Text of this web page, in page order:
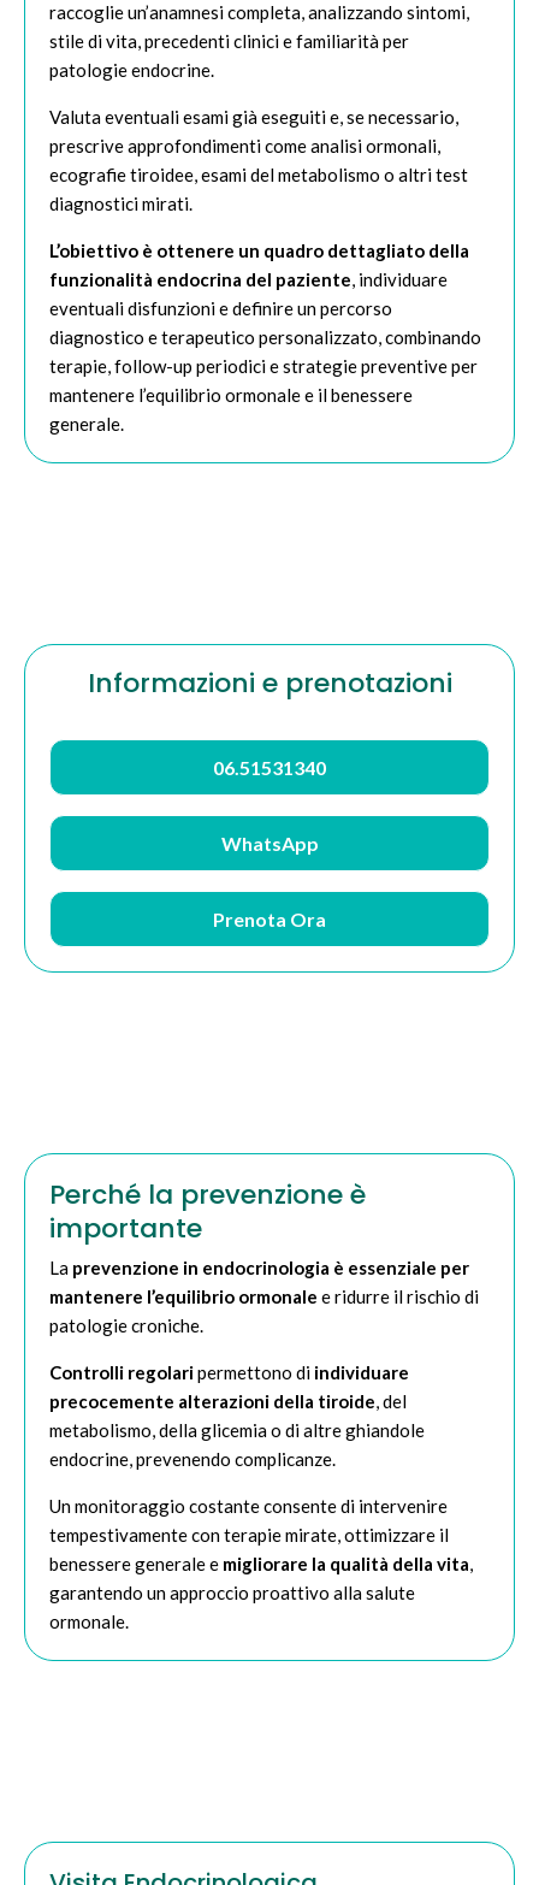
raccoglie un’anamnesi completa, analizzando sintomi,
stile di vita, precedenti clinici e familiarità per
patologie endocrine.
Valuta eventuali esami già eseguiti e, se necessario,
prescrive approfondimenti come analisi ormonali,
ecografie tiroidee, esami del metabolismo o altri test
diagnostici mirati.
L’obiettivo è ottenere un quadro dettagliato della
funzionalità endocrina del paziente, individuare
eventuali disfunzioni e definire un percorso
diagnostico e terapeutico personalizzato, combinando
terapie, follow-up periodici e strategie preventive per
mantenere l’equilibrio ormonale e il benessere
generale.
Informazioni e prenotazioni
06.51531340
WhatsApp
Prenota Ora
Perché la prevenzione è
importante
La prevenzione in endocrinologia è essenziale per
mantenere l’equilibrio ormonale e ridurre il rischio di
patologie croniche.
Controlli regolaripermettono di individuare
precocemente alterazioni della tiroide, del
metabolismo, della glicemia o di altre ghiandole
endocrine, prevenendo complicanze.
Un monitoraggio costante consente di intervenire
tempestivamente con terapie mirate, ottimizzare il
benessere generale e migliorare la qualità della vita,
garantendo un approccio proattivo alla salute
ormonale.